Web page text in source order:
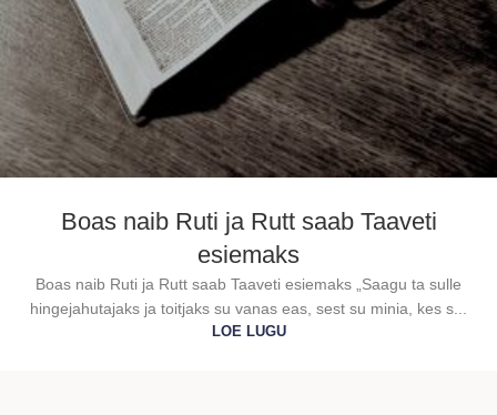
Boas naib Ruti ja Rutt saab Taaveti
esiemaks
Boas naib Ruti ja Rutt saab Taaveti esiemaks „Saagu ta sulle
hingejahutajaks ja toitjaks su vanas eas, sest su minia, kes s...
LOE LUGU